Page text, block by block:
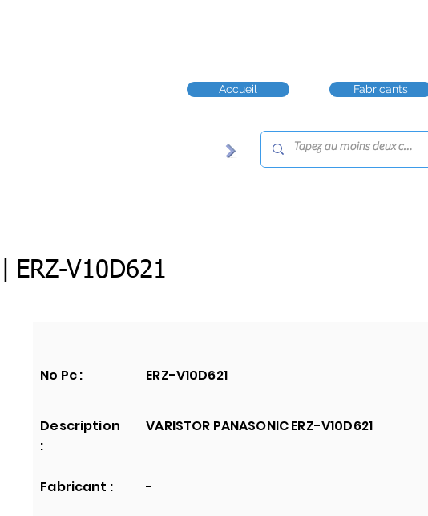
Accueil Fabricants
ERZ-V10D621
No Pc : ERZ-V10D621
Description
:
VARISTOR PANASONIC ERZ-V10D621
Fabricant : -